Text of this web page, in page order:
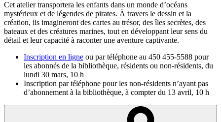
Cet atelier transportera les enfants dans un monde d’océans
mystérieux et de légendes de pirates. À travers le dessin et la
création, ils imagineront des cartes au trésor, des îles secrètes, des
bateaux et des créatures marines, tout en développant leur sens du
détail et leur capacité à raconter une aventure captivante.
Inscription en ligne ou par téléphone au 450 455-5588 pour
les abonnés de la bibliothèque, résidents ou non-résidents, du
lundi 30 mars, 10 h
Inscription par téléphone pour les non-résidents n’ayant pas
d’abonnement à la bibliothèque, à compter du 13 avril, 10 h